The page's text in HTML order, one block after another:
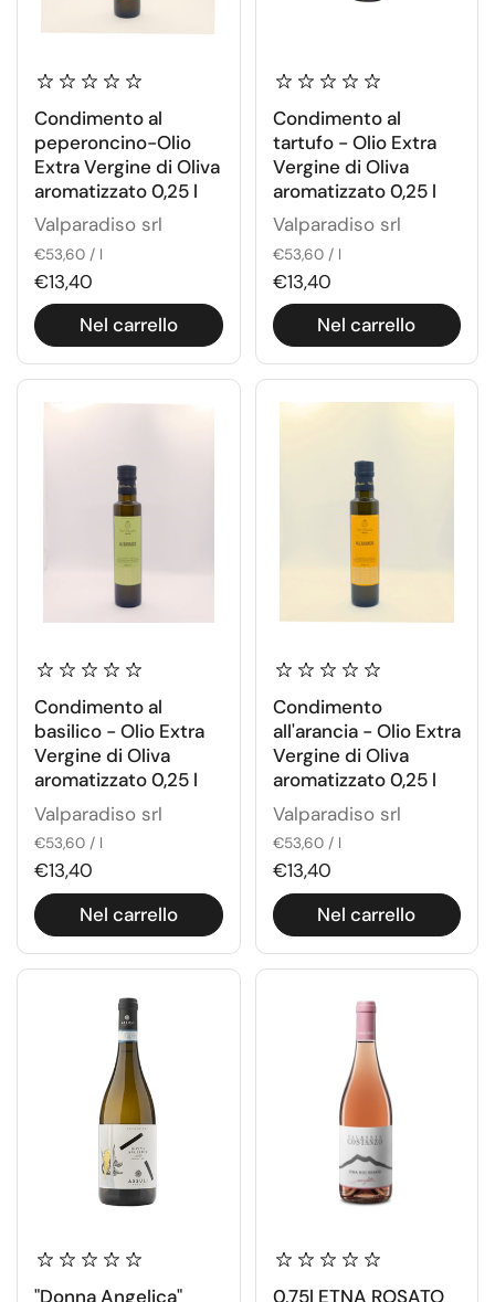
Condimento al
peperoncino-Olio
Extra Vergine di Oliva
aromatizzato 0,25 l
Valparadiso srl
€53,60 / l
€13,40
Nel carrello
Condimento al
tartufo - Olio Extra
Vergine di Oliva
aromatizzato 0,25 l
Valparadiso srl
€53,60 / l
€13,40
Nel carrello
Condimento al
basilico - Olio Extra
Vergine di Oliva
aromatizzato 0,25 l
Valparadiso srl
€53,60 / l
€13,40
Nel carrello
Condimento
all'arancia - Olio Extra
Vergine di Oliva
aromatizzato 0,25 l
Valparadiso srl
€53,60 / l
€13,40
Nel carrello
"Donna Angelica" 0,75l ETNA ROSATO